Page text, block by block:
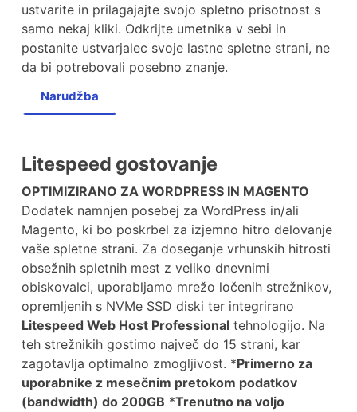
ustvarite in prilagajajte svojo spletno prisotnost s
samo nekaj kliki. Odkrijte umetnika v sebi in
postanite ustvarjalec svoje lastne spletne strani, ne
da bi potrebovali posebno znanje.
Narudžba
Litespeed gostovanje
OPTIMIZIRANO ZA WORDPRESS IN MAGENTO
Dodatek namnjen posebej za WordPress in/ali
Magento, ki bo poskrbel za izjemno hitro delovanje
vaše spletne strani. Za doseganje vrhunskih hitrosti
obsežnih spletnih mest z veliko dnevnimi
obiskovalci, uporabljamo mrežo ločenih strežnikov,
opremljenih s NVMe SSD diski ter integrirano
Litespeed Web Host Professional tehnologijo. Na
teh strežnikih gostimo največ do 15 strani, kar
zagotavlja optimalno zmogljivost. *Primerno za
uporabnike z mesečnim pretokom podatkov
(bandwidth) do 200GB *Trenutno na voljo